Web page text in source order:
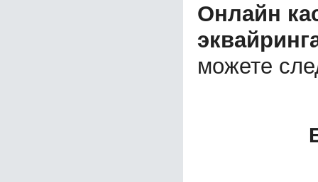
Онлайн
можете